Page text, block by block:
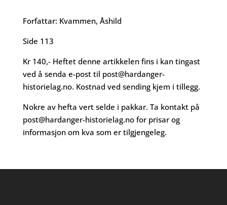
Forfattar: Kvammen, Åshild
Side 113
Kr 140,- Heftet denne artikkelen fins i kan tingast
ved å senda e-post til post@hardanger-
historielag.no. Kostnad ved sending kjem i tillegg.
Nokre av hefta vert selde i pakkar. Ta kontakt på
post@hardanger-historielag.nofor prisar og
informasjon om kva som er tilgjengeleg.